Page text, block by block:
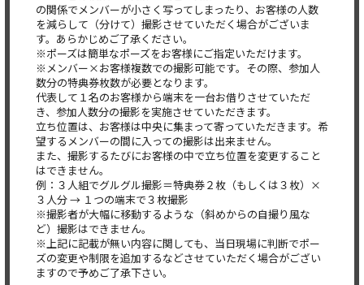
の関係でメンバーが小さく写ってしまったり、お客様の人数
を減らして（分けて）撮影させていただく場合がございま
す。あらかじめご了承ください。
※ポーズは簡単なポーズをお客様にご指定いただけます。
※メンバー×お客様複数での撮影可能です。その際、参加人
数分の特典券枚数が必要となります。
代表して１名のお客様から端末を一台お借りさせていただ
き、参加人数分の撮影を実施させていただきます。
立ち位置は、お客様は中央に集まって寄っていただきます。希
望するメンバーの間に入っての撮影は出来ません。
また、撮影するたびにお客様の中で立ち位置を変更すること
はできません。
例：３人組でグルグル撮影＝特典券２枚（もしくは３枚）×
３人分 → １つの端末で３枚撮影
※撮影者が大幅に移動するような（斜めからの自撮り風な
ど）撮影はできません。
※上記に記載が無い内容に関しても、当日現場に判断でポー
ズの変更や制限を追加するなどさせていただく場合がござい
ますので予めご了承下さい。